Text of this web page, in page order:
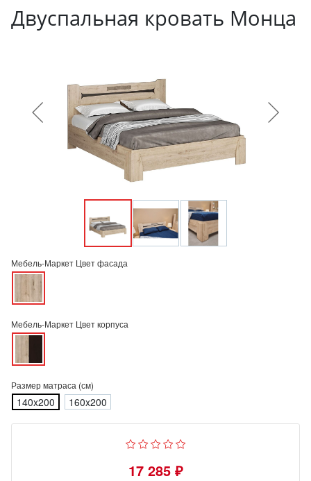
Двуспальная кровать Монца
Мебель-Маркет Цвет фасада
Мебель-Маркет Цвет корпуса
Размер матраса (см)
140x200 160x200
17 285 ₽